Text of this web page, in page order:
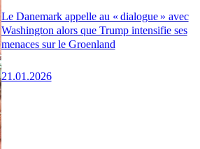
Le Danemark appelle au « dialogue » avec
Washington alors que Trump intensifie ses
menaces sur le Groenland
21.01.2026